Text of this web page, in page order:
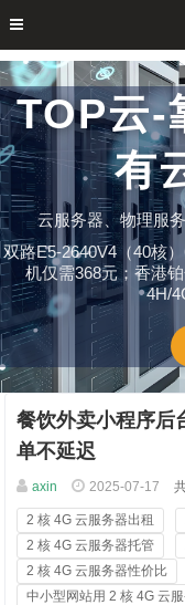
TOP云-
有
云服务器、物理服
双路E5-2640V4（40核
机仅需368元；香港
4H/
餐饮外卖小程序后
单不延迟​
axin 2025-07-17
2 核 4G 云服务器出租
2 核 4G 云服务器托管
2 核 4G 云服务器性价比
中小型网站用 2 核 4G 云